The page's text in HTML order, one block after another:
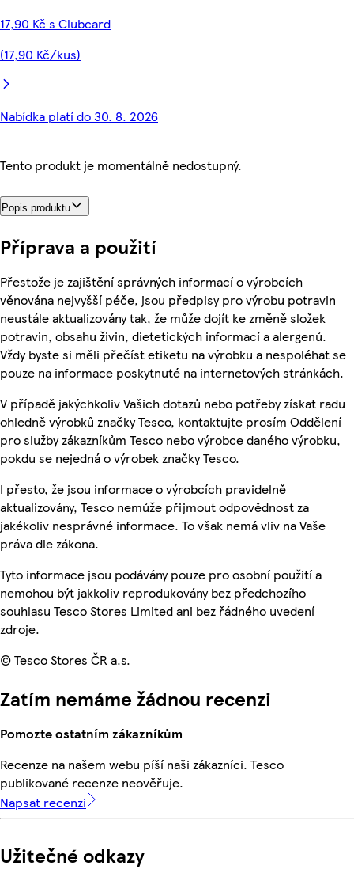
17,90 Kč s Clubcard
(17,90 Kč/kus)
Nabídka platí do 30. 8. 2026
Tento produkt je momentálně nedostupný.
Popis produktu
Příprava a použití
Přestože je zajištění správných informací o výrobcích
věnována nejvyšší péče, jsou předpisy pro výrobu potravin
neustále aktualizovány tak, že může dojít ke změně složek
potravin, obsahu živin, dietetických informací a alergenů.
Vždy byste si měli přečíst etiketu na výrobku a nespoléhat se
pouze na informace poskytnuté na internetových stránkách.
V případě jakýchkoliv Vašich dotazů nebo potřeby získat radu
ohledně výrobků značky Tesco, kontaktujte prosím Oddělení
pro služby zákazníkům Tesco nebo výrobce daného výrobku,
pokdu se nejedná o výrobek značky Tesco.
I přesto, že jsou informace o výrobcích pravidelně
aktualizovány, Tesco nemůže přijmout odpovědnost za
jakékoliv nesprávné informace. To však nemá vliv na Vaše
práva dle zákona.
Tyto informace jsou podávány pouze pro osobní použití a
nemohou být jakkoliv reprodukovány bez předchozího
souhlasu Tesco Stores Limited ani bez řádného uvedení
zdroje.
© Tesco Stores ČR a.s.
Zatím nemáme žádnou recenzi
Pomozte ostatním zákazníkům
Recenze na našem webu píší naši zákazníci. Tesco
publikované recenze neověřuje.
Napsat recenzi
Užitečné odkazy